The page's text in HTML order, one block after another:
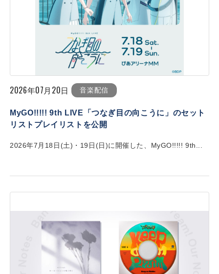
2026年07月20日 音楽配信
MyGO!!!!! 9th LIVE「つなぎ目の向こうに」のセット
リストプレイリストを公開
2026年7月18日(土)・19日(日)に開催した、MyGO!!!!! 9th...